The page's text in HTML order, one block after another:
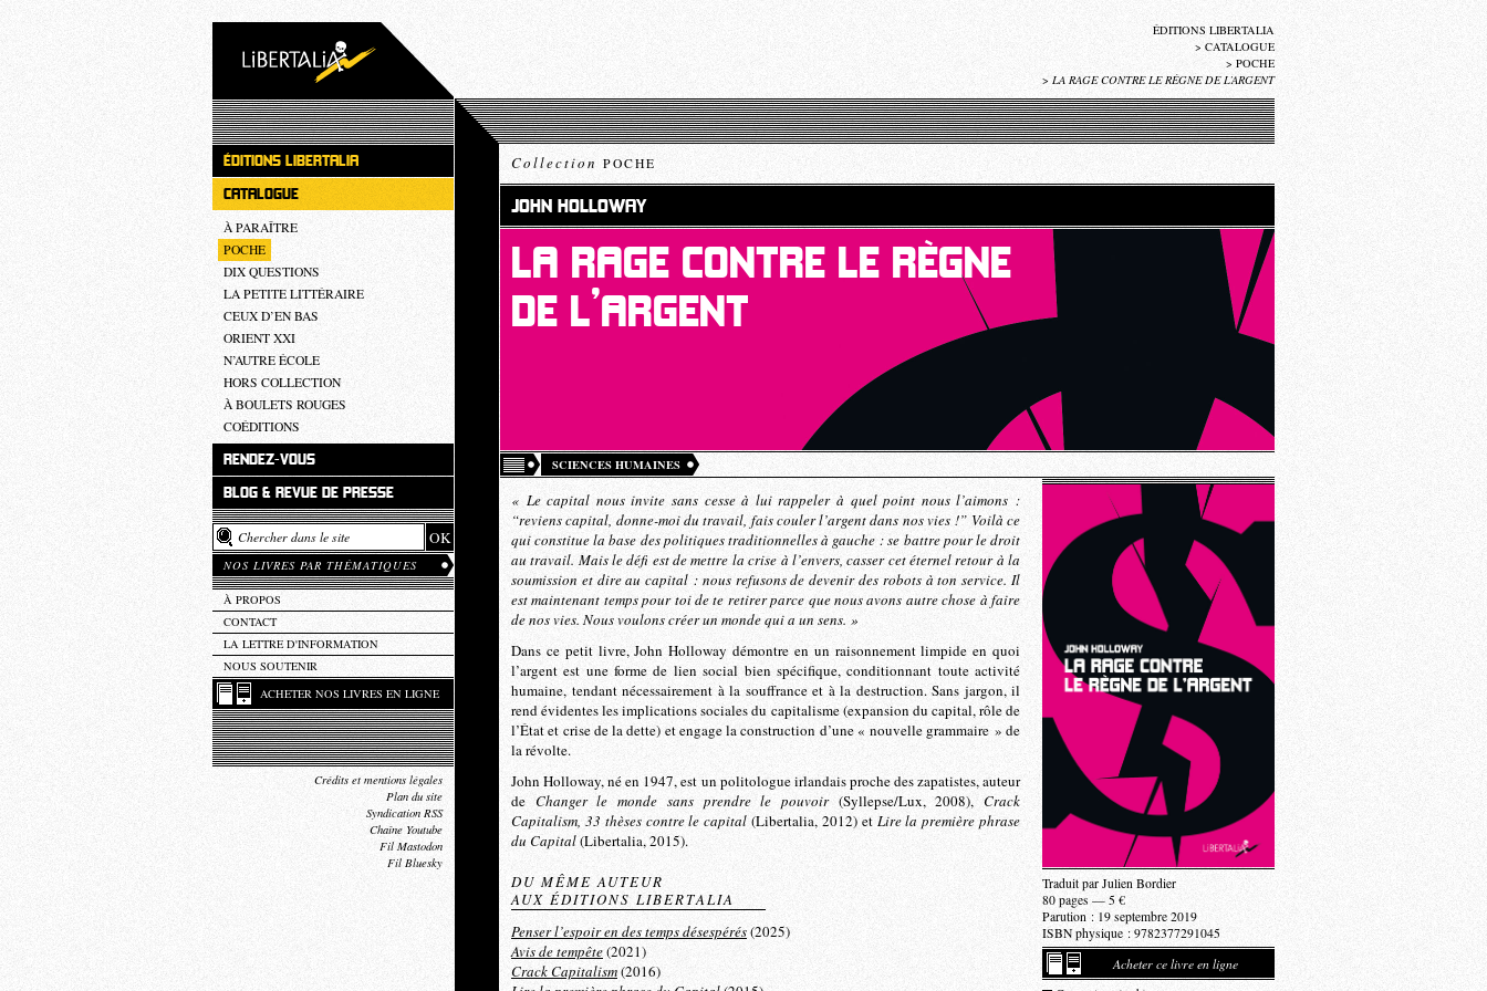
ÉDITIONS LIBERTALIA
> CATALOGUE
> POCHE
> LA RAGE CONTRE LE RÈGNE DE L’ARGENT
ÉDITIONS LIBERTALIA
CATALOGUE
À PARAÎTRE
POCHE
DIX QUESTIONS
LA PETITE LITTÉRAIRE
CEUX D’EN BAS
ORIENT XXI
N’AUTRE ÉCOLE
HORS COLLECTION
À BOULETS ROUGES
COÉDITIONS
RENDEZ-VOUS
BLOG & REVUE DE PRESSE
NOS LIVRES PAR THÉMATIQUES
À PROPOS
CONTACT
LA LETTRE D'INFORMATION
NOUS SOUTENIR
ACHETER NOS LIVRES EN LIGNE
Crédits et mentions légales
Plan du site
Syndication RSS
Chaîne Youtube
Fil Mastodon
Fil Bluesky
Collection POCHE
JOHN HOLLOWAY
LA RAGE CONTRE LE RÈGNE
DE L’ARGENT
SCIENCES HUMAINES
« Le capital nous invite sans cesse à lui rappeler à quel point nous l’aimons :
“reviens capital, donne-moi du travail, fais couler l’argent dans nos vies !” Voilà ce
qui constitue la base des politiques traditionnelles à gauche : se battre pour le droit
au travail. Mais le défi est de mettre la crise à l’envers, casser cet éternel retour à la
soumission et dire au capital : nous refusons de devenir des robots à ton service. Il
est maintenant temps pour toi de te retirer parce que nous avons autre chose à faire
de nos vies. Nous voulons créer un monde qui a un sens. »
Dans ce petit livre, John Holloway démontre en un raisonnement limpide en quoi
l’argent est une forme de lien social bien spécifique, conditionnant toute activité
humaine, tendant nécessairement à la souffrance et à la destruction. Sans jargon, il
rend évidentes les implications sociales du capitalisme (expansion du capital, rôle de
l’État et crise de la dette) et engage la construction d’une « nouvelle grammaire » de
la révolte.
John Holloway, né en 1947, est un politologue irlandais proche des zapatistes, auteur
de Changer le monde sans prendre le pouvoir(Syllepse/Lux, 2008),Crack
Capitalism, 33 thèses contre le capital (Libertalia, 2012) et Lire la première phrase
du Capital(Libertalia, 2015).
DU MÊME AUTEUR
AUX ÉDITIONS LIBERTALIA
Penser l’espoir en des temps désespérés(2025)
Avis de tempête(2021)
Crack Capitalism(2016)
Traduit par Julien Bordier
80 pages — 5 €
Parution : 19 septembre 2019
ISBN physique : 9782377291045
Acheter ce livre en ligne